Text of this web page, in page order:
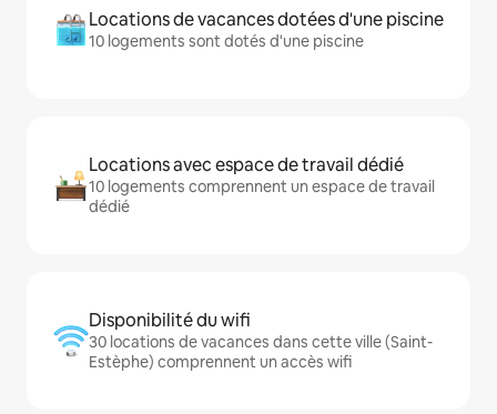
Locations de vacances dotées d'une piscine
10 logements sont dotés d'une piscine
Locations avec espace de travail dédié
10 logements comprennent un espace de travail
dédié
Disponibilité du wifi
30 locations de vacances dans cette ville (Saint-
Estèphe) comprennent un accès wifi